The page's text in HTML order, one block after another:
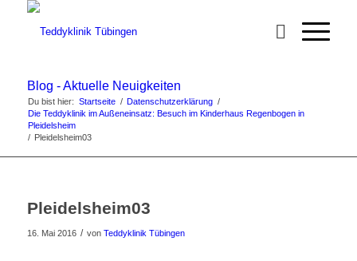
Blog - Aktuelle Neuigkeiten
Du bist hier: Startseite / Datenschutzerklärung /
Die Teddyklinik im Außeneinsatz: Besuch im Kinderhaus Regenbogen in
Pleidelsheim
/ Pleidelsheim03
Pleidelsheim03
16. Mai 2016 / von Teddyklinik Tübingen